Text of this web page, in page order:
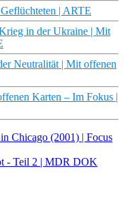
| ARTE
in der Ukraine | Mit
Neutralität | Mit offenen
Karten – Im Fokus |
Chicago (2001) | Focus
- Teil 2 | MDR DOK